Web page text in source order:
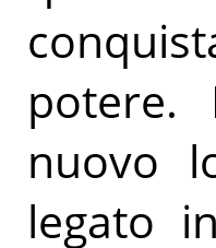
potere.
nuovo
legato